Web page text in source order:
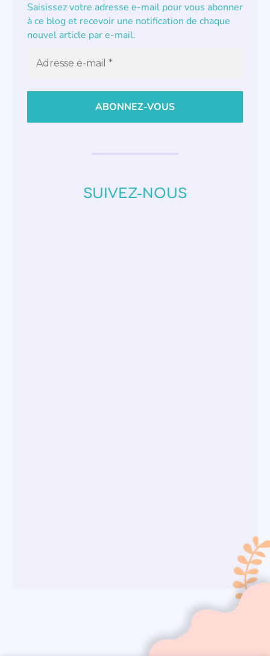
Saisissez votre adresse e-mail pour vous abonner
à ce blog et recevoir une notification de chaque
nouvel article par e-mail.
SUIVEZ-NOUS